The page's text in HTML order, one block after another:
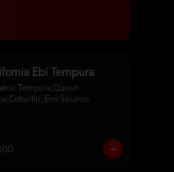
Ebi Tempura
Tempura,Queso
Env.Sesamo